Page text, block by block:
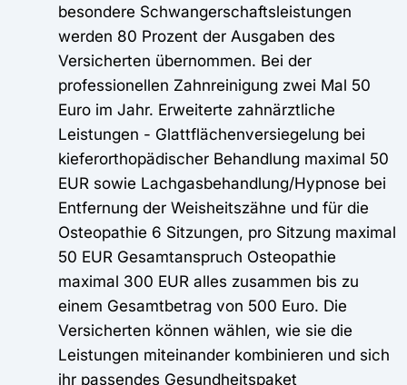
besondere Schwangerschaftsleistungen
werden 80 Prozent der Ausgaben des
Versicherten übernommen. Bei der
professionellen Zahnreinigung zwei Mal 50
Euro im Jahr. Erweiterte zahnärztliche
Leistungen - Glattflächenversiegelung bei
kieferorthopädischer Behandlung maximal 50
EUR sowie Lachgasbehandlung/Hypnose bei
Entfernung der Weisheitszähne und für die
Osteopathie 6 Sitzungen, pro Sitzung maximal
50 EUR Gesamtanspruch Osteopathie
maximal 300 EUR alles zusammen bis zu
einem Gesamtbetrag von 500 Euro. Die
Versicherten können wählen, wie sie die
Leistungen miteinander kombinieren und sich
ihr passendes Gesundheitspaket